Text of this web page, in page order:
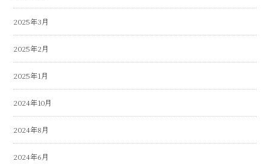
2025年3月
2025年2月
2025年1月
2024年10月
2024年8月
2024年6月